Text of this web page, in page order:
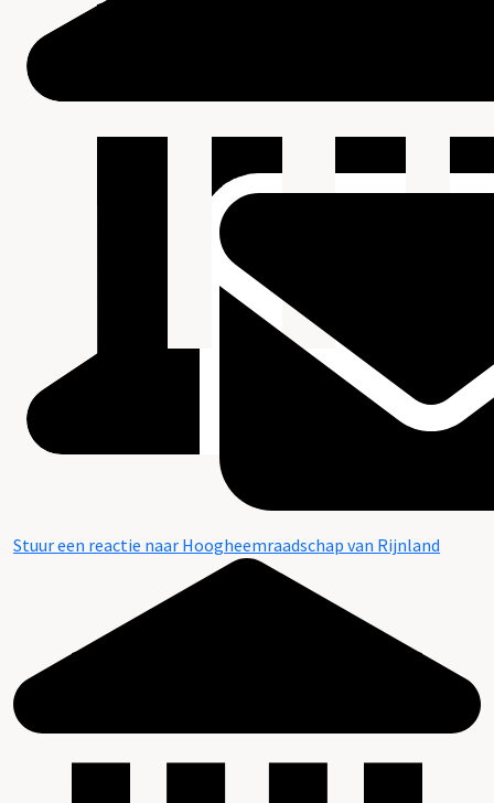
Stuur een reactie naar Hoogheemraadschap van Rijnland